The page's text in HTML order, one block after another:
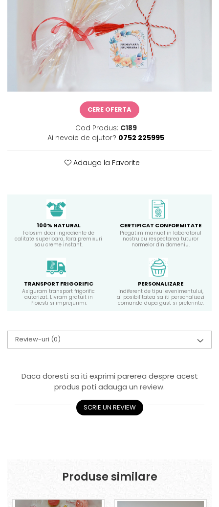
CERE OFERTA
Cod Produs: C189
Ai nevoie de ajutor? 0752 225995
Adauga la Favorite
100% NATURAL
Folosim doar ingrediente de
calitate superioara, fara premixuri
sau creme instant.
CERTIFICAT CONFORMITATE
Pregatim manual in laboratorul
nostru cu respectarea tuturor
normelor din domeniu.
TRANSPORT FRIGORIFIC
Asiguram transport frigorific
autorizat. Livram gratuit in
Ploiesti si imprejurimi.
PERSONALIZARE
Indiferent de tipul evenimentului,
ai posibilitatea sa iti personalizezi
comanda dupa gust si preferinte.
Review-uri (0)
Daca doresti sa iti exprimi parerea despre acest
produs poti adauga un review.
SCRIE UN REVIEW
Produse similare